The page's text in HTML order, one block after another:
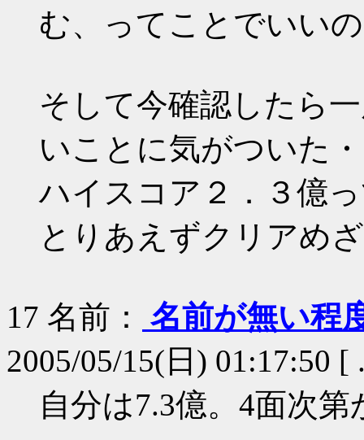
む、ってことでいい
そして今確認したら
いことに気がついた
ハイスコア２．３億
とりあえずクリアめ
17 名前：
名前が無い程
2005/05/15(日) 01:17:50 [
自分は7.3億。4面次第